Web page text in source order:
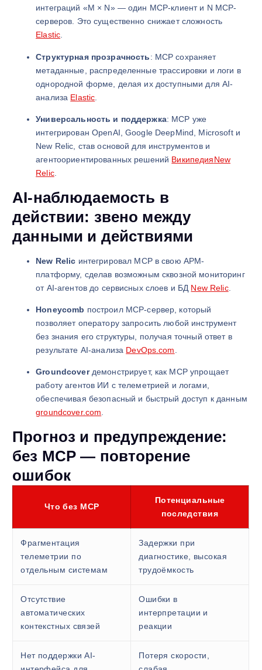
интеграций «M × N» — один MCP-клиент и N MCP-
серверов. Это существенно снижает сложность
Elastic.
Структурная прозрачность: MCP сохраняет
метаданные, распределенные трассировки и логи в
однородной форме, делая их доступными для AI-
анализа Elastic
Универсальность и поддержка: MCP уже
интегрирован OpenAI, Google DeepMind, Microsoft и
New Relic, став основой для инструментов и
агентоориентированных решений ВикипедияNew
Relic.
AI-наблюдаемость в
действии: звено между
данными и действиями
New Relic интегрировал MCP в свою APM-
платформу, сделав возможным сквозной мониторинг
от AI-агентов до сервисных слоев и БД New Relic.
Honeycomb построил MCP-сервер, который
позволяет оператору запросить любой инструмент
без знания его структуры, получая точный ответ в
результате AI-анализа DevOps.com
Groundcoverдемонстрирует, как MCP упрощает
работу агентов ИИ с телеметрией и логами,
обеспечивая безопасный и быстрый доступ к данным
groundcover.com
Прогноз и предупреждение:
без MCP — повторение
ошибок
Что без MCP
Потенциальные
последствия
Фрагментация
телеметрии по
отдельным системам
Задержки при
диагностике, высокая
трудоёмкость
Отсутствие
автоматических
контекстных связей
Ошибки в
интерпретации и
реакции
Нет поддержки AI-
Потеря скорости,